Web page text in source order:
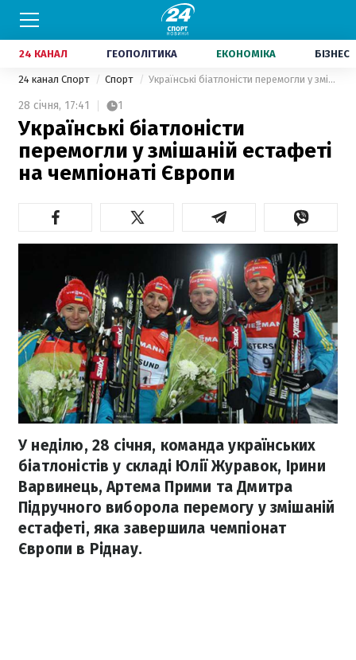
24 КАНАЛ ГЕОПОЛІТИКА ЕКОНОМІКА БІЗНЕС
24 канал Спорт Спорт Українські біатлоністи перемогли у змішаній естафеті на чемпіонаті Європи
28 січня, 17:41 1
Українські біатлоністи
перемогли у змішаній естафеті
на чемпіонаті Європи
У неділю, 28 січня, команда українських
біатлоністів у складі Юлії Журавок, Ірини
Варвинець, Артема Прими та Дмитра
Підручного виборола перемогу у змішаній
естафеті, яка завершила чемпіонат
Європи в Ріднау.